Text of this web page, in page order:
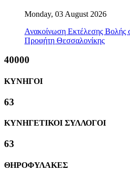
Monday, 03 August 2026
Ανακοίνωση Εκτέλεσης
Προφήτη Θεσσαλονίκης
40000
ΚΥΝΗΓΟΙ
63
ΚΥΝΗΓΕΤΙΚΟΙ ΣΥΛΛΟΓΟΙ
63
ΘΗΡΟΦΥΛΑΚΕΣ